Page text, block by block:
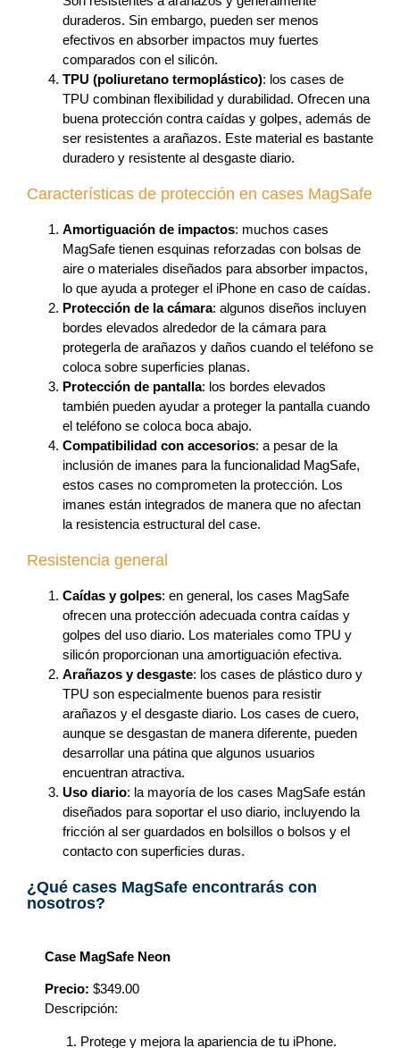
duraderos. Sin embargo, pueden ser menos
efectivos en absorber impactos muy fuertes
comparados con el silicón.
TPU (poliuretano termoplástico): los cases de
TPU combinan flexibilidad y durabilidad. Ofrecen una
buena protección contra caídas y golpes, además de
ser resistentes a arañazos. Este material es bastante
duradero y resistente al desgaste diario.
Características de protección en cases MagSafe
Amortiguación de impactos: muchos cases
MagSafe tienen esquinas reforzadas con bolsas de
aire o materiales diseñados para absorber impactos,
lo que ayuda a proteger el iPhone en caso de caídas.
Protección de la cámara: algunos diseños incluyen
bordes elevados alrededor de la cámara para
protegerla de arañazos y daños cuando el teléfono se
coloca sobre superficies planas.
Protección de pantalla: los bordes elevados
también pueden ayudar a proteger la pantalla cuando
el teléfono se coloca boca abajo.
Compatibilidad con accesorios: a pesar de la
inclusión de imanes para la funcionalidad MagSafe,
estos cases no comprometen la protección. Los
imanes están integrados de manera que no afectan
la resistencia estructural del case.
Resistencia general
Caídas y golpes: en general, los cases MagSafe
ofrecen una protección adecuada contra caídas y
golpes del uso diario. Los materiales como TPU y
silicón proporcionan una amortiguación efectiva.
Arañazos y desgaste: los cases de plástico duro y
TPU son especialmente buenos para resistir
arañazos y el desgaste diario. Los cases de cuero,
aunque se desgastan de manera diferente, pueden
desarrollar una pátina que algunos usuarios
encuentran atractiva.
Uso diario: la mayoría de los cases MagSafe están
diseñados para soportar el uso diario, incluyendo la
fricción al ser guardados en bolsillos o bolsos y el
contacto con superficies duras.
¿Qué cases MagSafe encontrarás con
nosotros?
Case MagSafe Neon
Precio: $349.00
Descripción:
Protege y mejora la apariencia de tu iPhone.